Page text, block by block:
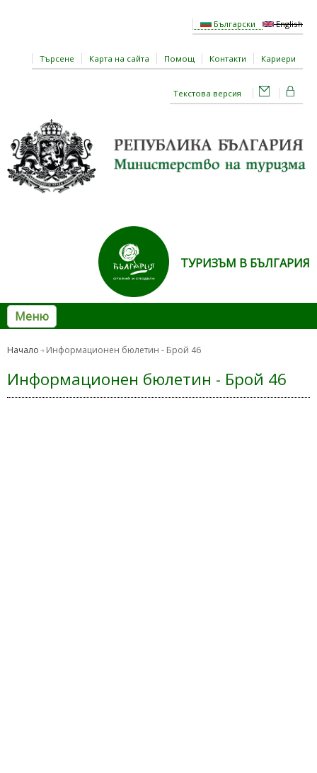
Български English
Търсене Карта на сайта Помощ Контакти Кариери
Текстова версия
ТУРИЗЪМ В БЪЛГАРИЯ
Меню
Начало Информационен бюлетин - Брой 46
Информационен бюлетин - Брой 46